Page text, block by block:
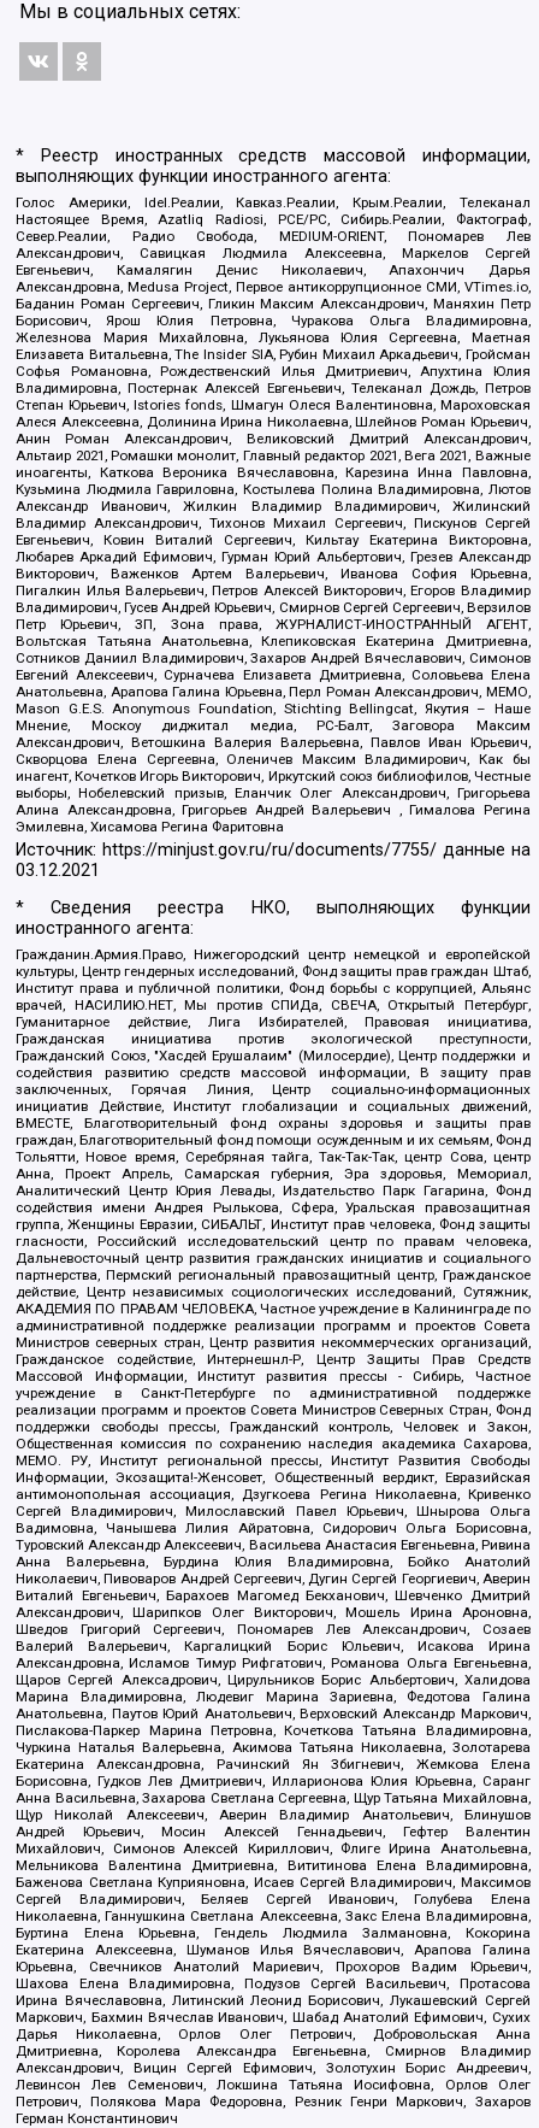
Мы в социальных сетях:
* Реестр иностранных средств массовой информации,
выполняющих функции иностранного агента:
Голос Америки, Idel.Реалии, Кавказ.Реалии, Крым.Реалии, Телеканал
Настоящее Время, Azatliq Radiosi, PCE/PC, Сибирь.Реалии, Фактограф,
Север.Реалии, Радио Свобода, MEDIUM-ORIENT, Пономарев Лев
Александрович, Савицкая Людмила Алексеевна, Маркелов Сергей
Евгеньевич, Камалягин Денис Николаевич, Апахончич Дарья
Александровна, Medusa Project, Первое антикоррупционное СМИ, VTimes.io,
Баданин Роман Сергеевич, Гликин Максим Александрович, Маняхин Петр
Борисович, Ярош Юлия Петровна, Чуракова Ольга Владимировна,
Железнова Мария Михайловна, Лукьянова Юлия Сергеевна, Маетная
Елизавета Витальевна, The Insider SIA, Рубин Михаил Аркадьевич, Гройсман
Софья Романовна, Рождественский Илья Дмитриевич, Апухтина Юлия
Владимировна, Постернак Алексей Евгеньевич, Телеканал Дождь, Петров
Степан Юрьевич, Istories fonds, Шмагун Олеся Валентиновна, Мароховская
Алеся Алексеевна, Долинина Ирина Николаевна, Шлейнов Роман Юрьевич,
Анин Роман Александрович, Великовский Дмитрий Александрович,
Альтаир 2021, Ромашки монолит, Главный редактор 2021, Вега 2021, Важные
иноагенты, Каткова Вероника Вячеславовна, Карезина Инна Павловна,
Кузьмина Людмила Гавриловна, Костылева Полина Владимировна, Лютов
Александр Иванович, Жилкин Владимир Владимирович, Жилинский
Владимир Александрович, Тихонов Михаил Сергеевич, Пискунов Сергей
Евгеньевич, Ковин Виталий Сергеевич, Кильтау Екатерина Викторовна,
Любарев Аркадий Ефимович, Гурман Юрий Альбертович, Грезев Александр
Викторович, Важенков Артем Валерьевич, Иванова София Юрьевна,
Пигалкин Илья Валерьевич, Петров Алексей Викторович, Егоров Владимир
Владимирович, Гусев Андрей Юрьевич, Смирнов Сергей Сергеевич, Верзилов
Петр Юрьевич, ЗП, Зона права, ЖУРНАЛИСТ-ИНОСТРАННЫЙ АГЕНТ,
Вольтская Татьяна Анатольевна, Клепиковская Екатерина Дмитриевна,
Сотников Даниил Владимирович, Захаров Андрей Вячеславович, Симонов
Евгений Алексеевич, Сурначева Елизавета Дмитриевна, Соловьева Елена
Анатольевна, Арапова Галина Юрьевна, Перл Роман Александрович, МЕМО,
Mason G.E.S. Anonymous Foundation, Stichting Bellingcat, Якутия – Наше
Мнение, Москоу диджитал медиа, РС-Балт, Заговора Максим
Александрович, Ветошкина Валерия Валерьевна, Павлов Иван Юрьевич,
Скворцова Елена Сергеевна, Оленичев Максим Владимирович, Как бы
инагент, Кочетков Игорь Викторович, Иркутский союз библиофилов, Честные
выборы, Нобелевский призыв, Еланчик Олег Александрович, Григорьева
Алина Александровна, Григорьев Андрей Валерьевич , Гималова Регина
Эмилевна, Хисамова Регина Фаритовна
Источник: https://minjust.gov.ru/ru/documents/7755/ данные на
03.12.2021
* Сведения реестра НКО, выполняющих функции
иностранного агента:
Гражданин.Армия.Право, Нижегородский центр немецкой и европейской
культуры, Центр гендерных исследований, Фонд защиты прав граждан Штаб,
Институт права и публичной политики, Фонд борьбы с коррупцией, Альянс
врачей, НАСИЛИЮ.НЕТ, Мы против СПИДа, СВЕЧА, Открытый Петербург,
Гуманитарное действие, Лига Избирателей, Правовая инициатива,
Гражданская инициатива против экологической преступности,
Гражданский Союз, "Хасдей Ерушалаим" (Милосердие), Центр поддержки и
содействия развитию средств массовой информации, В защиту прав
заключенных, Горячая Линия, Центр социально-информационных
инициатив Действие, Институт глобализации и социальных движений,
ВМЕСТЕ, Благотворительный фонд охраны здоровья и защиты прав
граждан, Благотворительный фонд помощи осужденным и их семьям, Фонд
Тольятти, Новое время, Серебряная тайга, Так-Так-Так, центр Сова, центр
Анна, Проект Апрель, Самарская губерния, Эра здоровья, Мемориал,
Аналитический Центр Юрия Левады, Издательство Парк Гагарина, Фонд
содействия имени Андрея Рылькова, Сфера, Уральская правозащитная
группа, Женщины Евразии, СИБАЛЬТ, Институт прав человека, Фонд защиты
гласности, Российский исследовательский центр по правам человека,
Дальневосточный центр развития гражданских инициатив и социального
партнерства, Пермский региональный правозащитный центр, Гражданское
действие, Центр независимых социологических исследований, Сутяжник,
АКАДЕМИЯ ПО ПРАВАМ ЧЕЛОВЕКА, Частное учреждение в Калининграде по
административной поддержке реализации программ и проектов Совета
Министров северных стран, Центр развития некоммерческих организаций,
Гражданское содействие, Интернешнл-Р, Центр Защиты Прав Средств
Массовой Информации, Институт развития прессы - Сибирь, Частное
учреждение в Санкт-Петербурге по административной поддержке
реализации программ и проектов Совета Министров Северных Стран, Фонд
поддержки свободы прессы, Гражданский контроль, Человек и Закон,
Общественная комиссия по сохранению наследия академика Сахарова,
МЕМО. РУ, Институт региональной прессы, Институт Развития Свободы
Информации, Экозащита!-Женсовет, Общественный вердикт, Евразийская
антимонопольная ассоциация, Дзугкоева Регина Николаевна, Кривенко
Сергей Владимирович, Милославский Павел Юрьевич, Шнырова Ольга
Вадимовна, Чанышева Лилия Айратовна, Сидорович Ольга Борисовна,
Туровский Александр Алексеевич, Васильева Анастасия Евгеньевна, Ривина
Анна Валерьевна, Бурдина Юлия Владимировна, Бойко Анатолий
Николаевич, Пивоваров Андрей Сергеевич, Дугин Сергей Георгиевич, Аверин
Виталий Евгеньевич, Барахоев Магомед Бекханович, Шевченко Дмитрий
Александрович, Шарипков Олег Викторович, Мошель Ирина Ароновна,
Шведов Григорий Сергеевич, Пономарев Лев Александрович, Созаев
Валерий Валерьевич, Каргалицкий Борис Юльевич, Исакова Ирина
Александровна, Исламов Тимур Рифгатович, Романова Ольга Евгеньевна,
Щаров Сергей Алексадрович, Цирульников Борис Альбертович, Халидова
Марина Владимировна, Людевиг Марина Зариевна, Федотова Галина
Анатольевна, Паутов Юрий Анатольевич, Верховский Александр Маркович,
Пислакова-Паркер Марина Петровна, Кочеткова Татьяна Владимировна,
Чуркина Наталья Валерьевна, Акимова Татьяна Николаевна, Золотарева
Екатерина Александровна, Рачинский Ян Збигневич, Жемкова Елена
Борисовна, Гудков Лев Дмитриевич, Илларионова Юлия Юрьевна, Саранг
Анна Васильевна, Захарова Светлана Сергеевна, Щур Татьяна Михайловна,
Щур Николай Алексеевич, Аверин Владимир Анатольевич, Блинушов
Андрей Юрьевич, Мосин Алексей Геннадьевич, Гефтер Валентин
Михайлович, Симонов Алексей Кириллович, Флиге Ирина Анатольевна,
Мельникова Валентина Дмитриевна, Вититинова Елена Владимировна,
Баженова Светлана Куприяновна, Исаев Сергей Владимирович, Максимов
Сергей Владимирович, Беляев Сергей Иванович, Голубева Елена
Николаевна, Ганнушкина Светлана Алексеевна, Закс Елена Владимировна,
Буртина Елена Юрьевна, Гендель Людмила Залмановна, Кокорина
Екатерина Алексеевна, Шуманов Илья Вячеславович, Арапова Галина
Юрьевна, Свечников Анатолий Мариевич, Прохоров Вадим Юрьевич,
Шахова Елена Владимировна, Подузов Сергей Васильевич, Протасова
Ирина Вячеславовна, Литинский Леонид Борисович, Лукашевский Сергей
Маркович, Бахмин Вячеслав Иванович, Шабад Анатолий Ефимович, Сухих
Дарья Николаевна, Орлов Олег Петрович, Добровольская Анна
Дмитриевна, Королева Александра Евгеньевна, Смирнов Владимир
Александрович, Вицин Сергей Ефимович, Золотухин Борис Андреевич,
Левинсон Лев Семенович, Локшина Татьяна Иосифовна, Орлов Олег
Петрович, Полякова Мара Федоровна, Резник Генри Маркович, Захаров
Герман Константинович